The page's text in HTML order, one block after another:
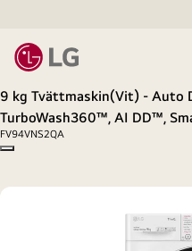
9 kg Tvättmaskin(Vit) - Auto
TurboWash360™, AI DD™,
FV94VNS2QA
Copy model name